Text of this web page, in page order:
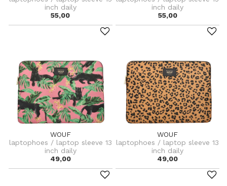
inch daily
55,00
inch daily
55,00
WOUF
laptophoes / laptop sleeve 13
inch daily
49,00
WOUF
laptophoes / laptop sleeve 13
inch daily
49,00